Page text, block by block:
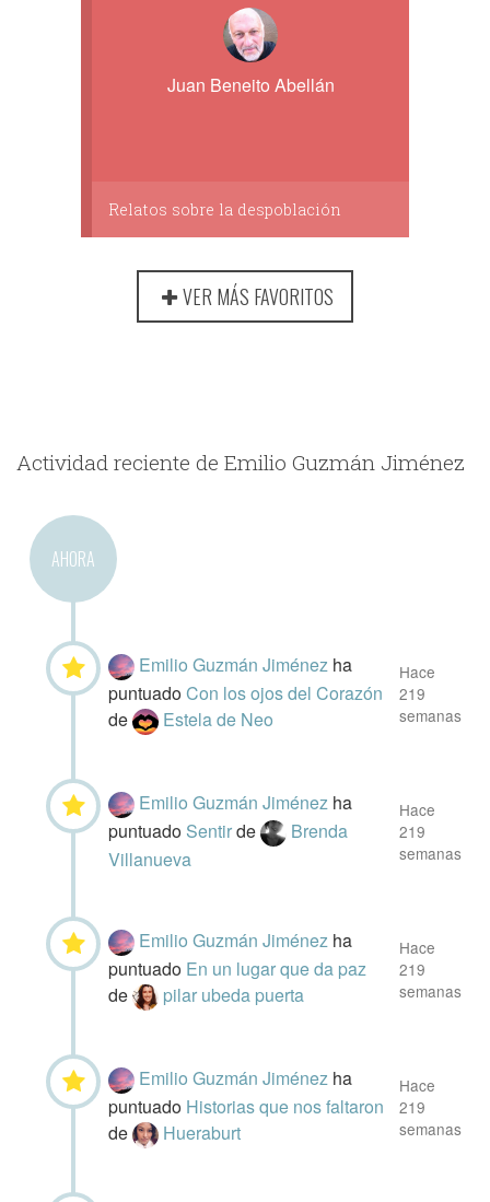
Juan Beneito Abellán
Relatos sobre la despoblación
VER MÁS FAVORITOS
Actividad reciente de Emilio Guzmán Jiménez
AHORA
Emilio Guzmán Jiménez ha
puntuadoCon los ojos del Corazón
de
Estela de Neo
Hace
219
semanas
Emilio Guzmán Jiménez ha
puntuado Sentirde
Brenda
Villanueva
Hace
219
semanas
Emilio Guzmán Jiménez ha
puntuado En un lugar que da paz
de
pilar ubeda puerta
Hace
219
semanas
Emilio Guzmán Jiménez ha
puntuado Historias que nos faltaron
de
Hueraburt
Hace
219
semanas